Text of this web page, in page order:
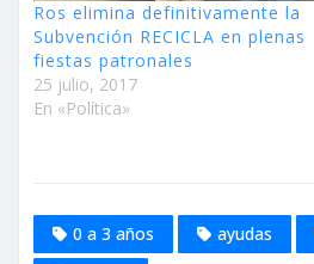
Ros elimina definitivamente la
Subvención RECICLA en plenas
fiestas patronales
25 julio, 2017
En «Política»
0 a 3 años ayudas